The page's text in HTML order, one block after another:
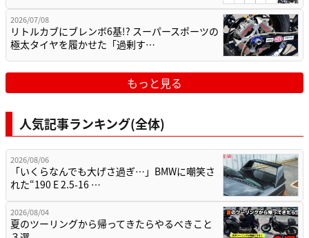
2026/07/08
リトルカブにブレンボ6基!? スーパースポーツの
極太タイヤを履かせた「過剰す…
もっと見る
人気記事ランキング(全体)
2026/08/06
「いくらなんでも大げさ過ぎ…」BMWに嘲笑さ
れた“190 E 2.5-16 …
2026/08/04
夏のツーリングから帰ってきたらやるべきこと